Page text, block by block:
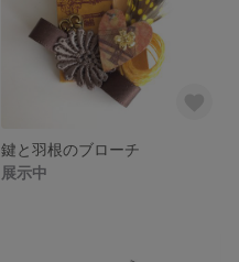
鍵と羽根のブローチ
展示中